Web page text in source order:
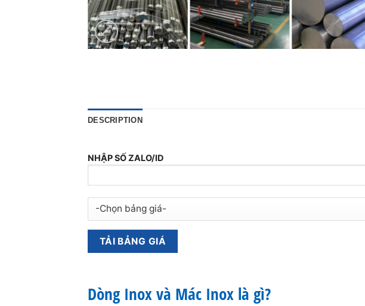
DESCRIPTION
NHẬP SỐ ZALO/ID
Dòng Inox và Mác Inox là gì?